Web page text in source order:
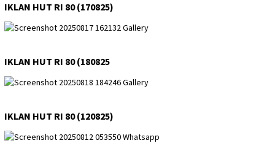
IKLAN HUT RI 80 (170825)
IKLAN HUT RI 80 (180825
IKLAN HUT RI 80 (120825)